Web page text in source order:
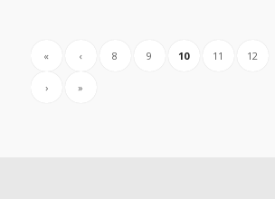
« ‹ 8 9 10 11 12
› »